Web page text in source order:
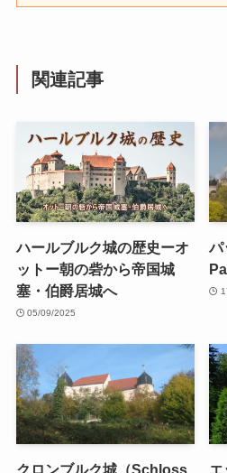
関連記事
ハールブルク城の歴史ーオ
ットー朝の砦から帝国城
塞・伯爵居城へ
05/09/2025
パ
クロンブルク城（Schloss
エ